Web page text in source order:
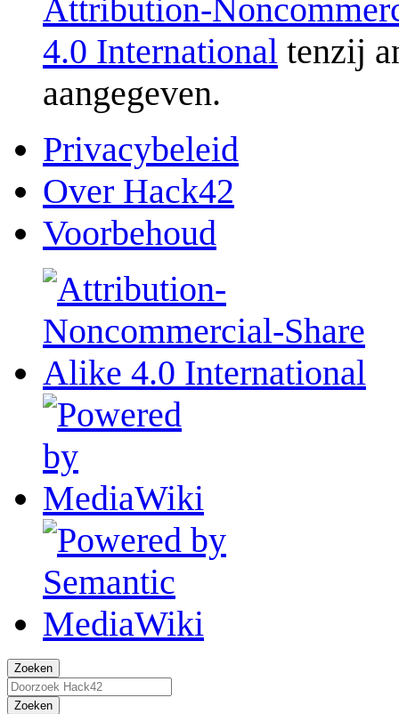
Attribution-
4.0 International tenzij
aangegeven.
Privacybeleid
Over Hack42
Voorbehoud
Zoeken
Zoeken